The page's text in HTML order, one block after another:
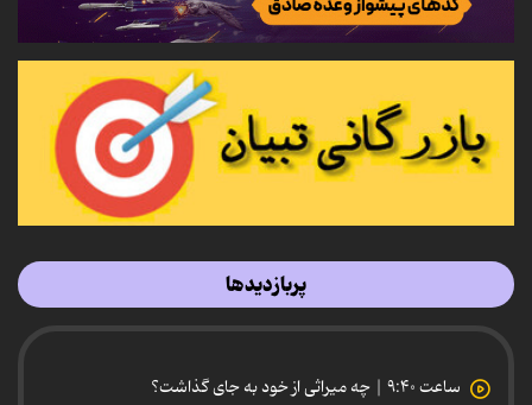
پربازدیدها
ساعت ۹:۴۰ | چه میراثی از خود به جای گذاشت؟